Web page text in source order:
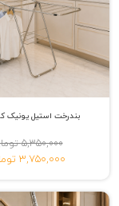
بندرخت استیل یونیک کد
5,350,000 تومان
3,750,000 تومان